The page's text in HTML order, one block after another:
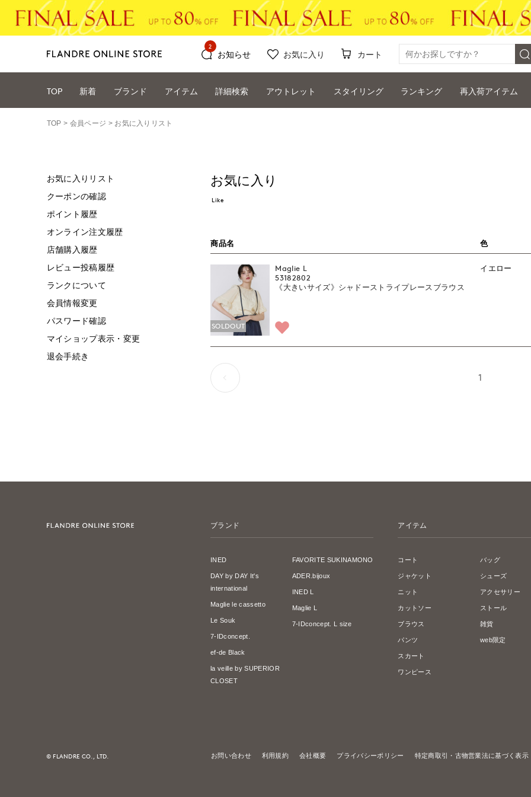
お知らせ
2
お気に入り カート
TOP 新着 ブランド アイテム 詳細検索 アウトレット スタイリング ランキング 再入荷アイテム
TOP 会員ページ お気に入りリスト
お気に入り
Like
商品名 色
SOLDOUT
Maglie L
53182802
《大きいサイズ》シャドーストライプレースブラウス
イエロー
1
お気に入りリスト
クーポンの確認
ポイント履歴
オンライン注文履歴
店舗購入履歴
レビュー投稿履歴
ランクについて
会員情報変更
パスワード確認
マイショップ表示・変更
退会手続き
ブランド
INED
DAY by DAY It's
international
Maglie le cassetto
Le Souk
7-IDconcept.
ef-de Black
la veille by SUPERIOR
CLOSET
FAVORITE SUKINAMONO
ADER.bijoux
INED L
Maglie L
7-IDconcept. L size
アイテム
コート
ジャケット
ニット
カットソー
ブラウス
パンツ
スカート
ワンピース
バッグ
シューズ
アクセサリー
ストール
雑貨
web限定
お問い合わせ 利用規約 会社概要 プライバシーポリシー 特定商取引・古物営業法に基づく表示
© FLANDRE CO., LTD.